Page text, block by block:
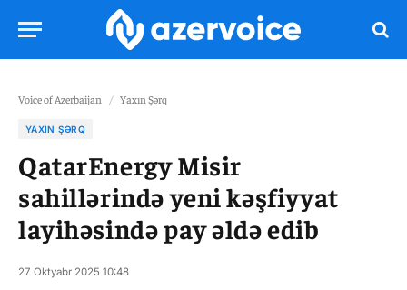
Voice of Azerbaijan / Yaxın Şərq
YAXIN ŞƏRQ
QatarEnergy Misir
sahillərində yeni kəşfiyyat
layihəsində pay əldə edib
27 Oktyabr 2025 10:48